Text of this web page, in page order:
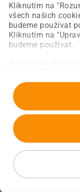
Kliknutím na
všech našich
budeme používat
Kliknutím na
budeme používat.
Obnovit